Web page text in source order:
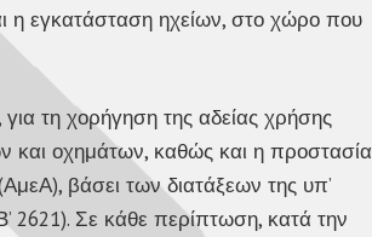
εγκατάσταση ηχείων, στο χώρο που
τη χορήγηση της αδείας χρήσης
και οχημάτων, καθώς και η προστασία
βάσει των διατάξεων της υπ’
2621). Σε κάθε περίπτωση, κατά την